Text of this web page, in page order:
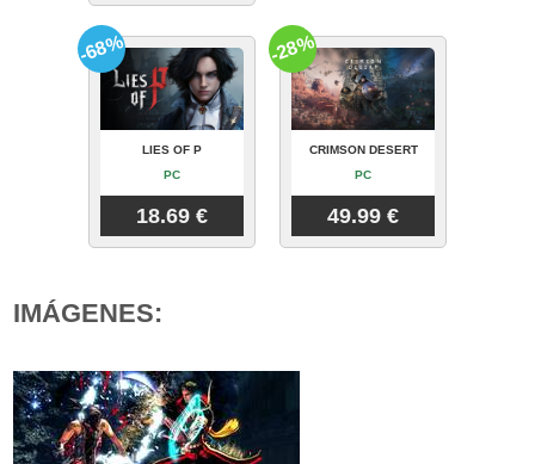
LIES OF P
PC
18.69 €
-68%
CRIMSON DESERT
PC
49.99 €
-28%
IMÁGENES: